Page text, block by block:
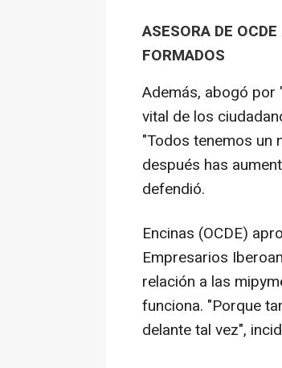
ASESORA DE
FORMADOS
Además, abogó por
vital de los
"Todos tenemos un
después has
defendió.
Encinas (OCDE)
Empresarios
relación a las
funciona. "Porque
delante tal vez",